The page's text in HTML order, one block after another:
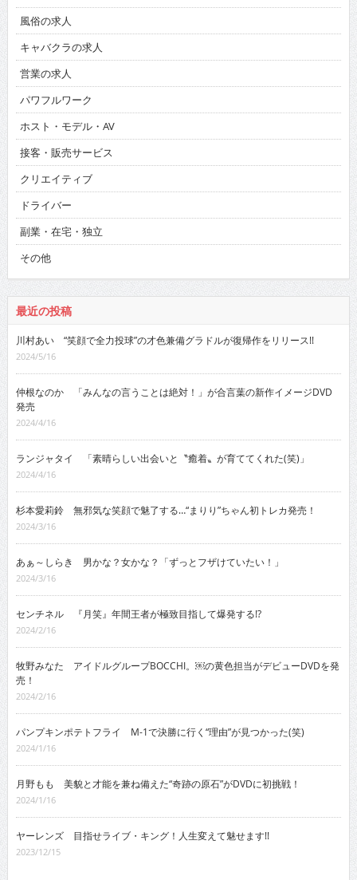
風俗の求人
キャバクラの求人
営業の求人
パワフルワーク
ホスト・モデル・AV
接客・販売サービス
クリエイティブ
ドライバー
副業・在宅・独立
その他
最近の投稿
川村あい “笑顔で全力投球”の才色兼備グラドルが復帰作をリリース!!
2024/5/16
仲根なのか 「みんなの言うことは絶対！」が合言葉の新作イメージDVD
発売
2024/4/16
ランジャタイ 「素晴らしい出会いと〝癒着〟が育ててくれた(笑)」
2024/4/16
杉本愛莉鈴 無邪気な笑顔で魅了する…“まりり”ちゃん初トレカ発売！
2024/3/16
あぁ～しらき 男かな？女かな？「ずっとフザけていたい！」
2024/3/16
センチネル 『月笑』年間王者が極致目指して爆発する!?
2024/2/16
牧野みなた アイドルグループBOCCHI。￼の黄色担当がデビューDVDを発
売！
2024/2/16
パンプキンポテトフライ M-1で決勝に行く“理由”が見つかった(笑)
2024/1/16
月野もも 美貌と才能を兼ね備えた“奇跡の原石”がDVDに初挑戦！
2024/1/16
ヤーレンズ 目指せライブ・キング！人生変えて魅せます!!
2023/12/15